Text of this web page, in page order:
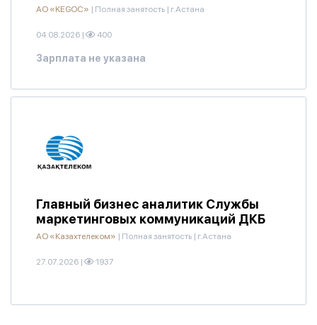
АО «KEGOC» | Полная занятость | г.Астана
04.08.2026 | 400
Зарплата не указана
Главный бизнес аналитик Службы
маркетинговых коммуникаций ДКБ
АО «Казахтелеком» | Полная занятость | г.Астана
27.07.2026 | 1937